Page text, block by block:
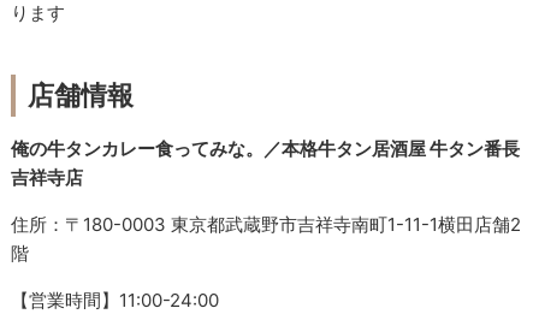
ります
店舗情報
俺の牛タンカレー食ってみな。／本格牛タン居酒屋 牛タン番長
吉祥寺店
住所：〒180-0003 東京都武蔵野市吉祥寺南町1-11-1横田店舗2
階
【営業時間】11:00-24:00